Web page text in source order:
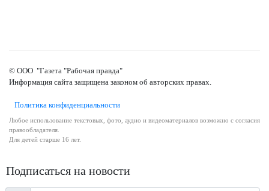
© ООО "Газета "Рабочая правда"
Информация сайта защищена законом об авторских правах.
Политика конфиденциальности
Любое использование текстовых, фото, аудио и видеоматериалов возможно с согласия
правообладателя.
Для детей старше 16 лет.
Подписаться на новости